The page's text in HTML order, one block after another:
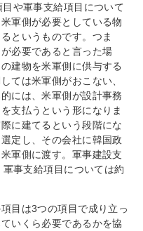
や軍事支給項目について
軍側が必要としている物
というものです。つま
必要であると言った場
建物を米軍側に供与する
ては米軍側がおこない、
には、米軍側が設計事務
支払うという形になりま
に建てるという段階にな
定し、その会社に韓国政
軍側に渡す。軍事建設支
事支給項目については約
目は3つの項目で成り立っ
いくら必要であるかを協